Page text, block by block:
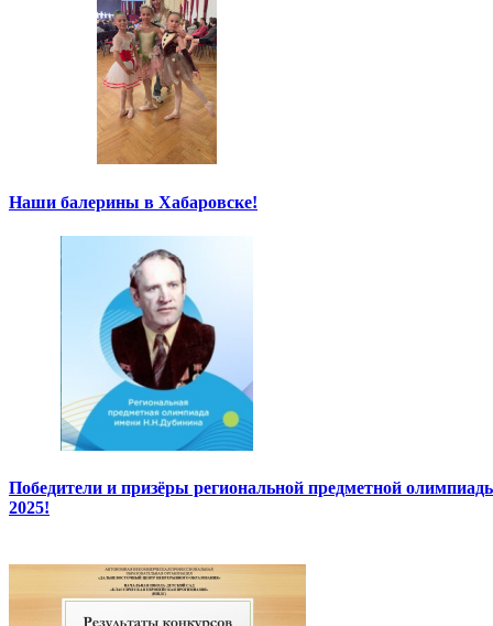
Наши балерины в Хабаровске!
Победители и призёры региональной предметной
2025!